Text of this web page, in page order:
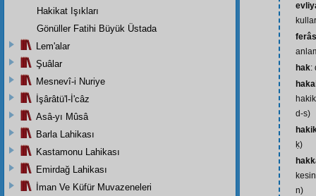
hak:
d-s)
ḳ)
n)
Hakikat Işıkları
Gönüller Fatihi Büyük Üstada
Lem'alar
Şuâlar
Mesnevî-i Nuriye
İşârâtü'l-İ'câz
Asâ-yı Mûsâ
Barla Lahikası
Kastamonu Lahikası
Emirdağ Lahikası
İman Ve Küfür Muvazeneleri